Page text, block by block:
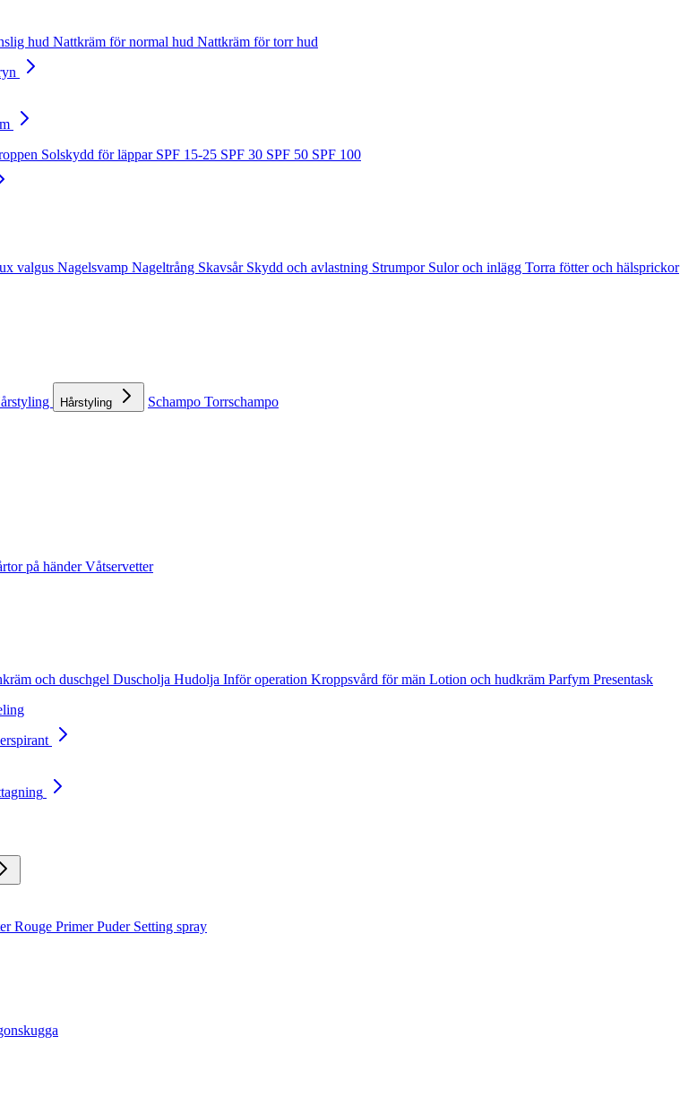
hud Nattkräm för normal hud Nattkräm för torr hud
Solskydd för läppar SPF 15-25 SPF 30 SPF 50 SPF 100
valgus Nagelsvamp Nageltrång Skavsår Skydd och avlastning Strumpor Sulor och inlägg Torra fötter och hälsprickor
Hårstyling Schampo Torrschampo
på händerVåtservetter
och duschgel Duscholja Hudolja Inför operation Kroppsvård för män Lotion och hudkräm Parfym Presentask
Rouge PrimerPuder Setting spray